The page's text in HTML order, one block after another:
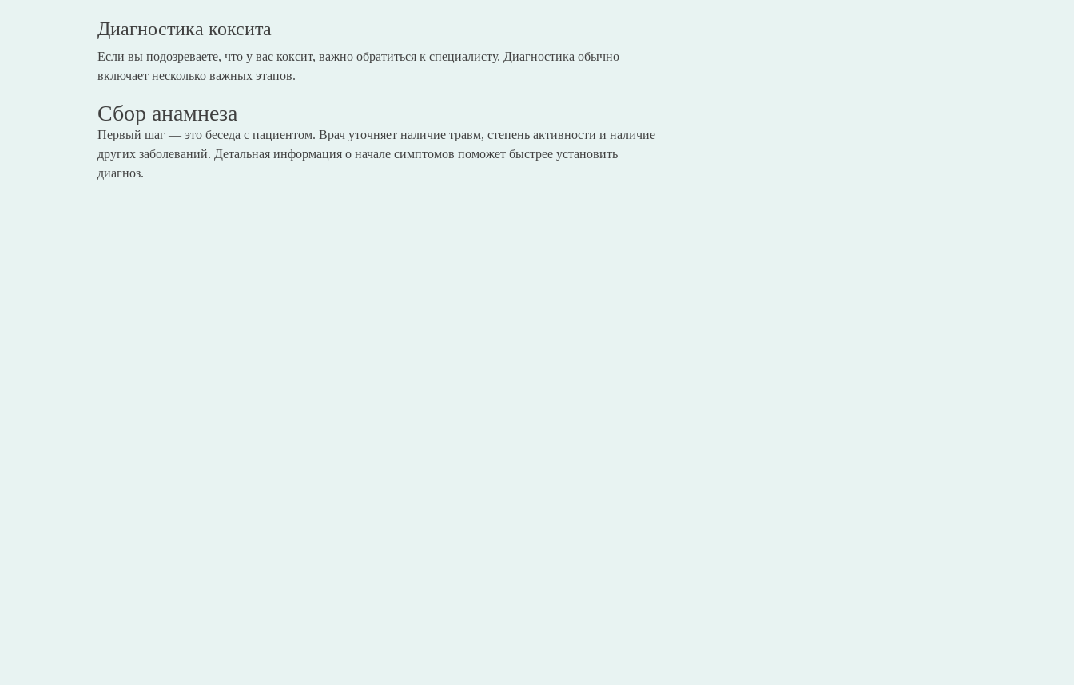
Диагностика коксита
Если вы подозреваете, что у вас коксит, важно обратиться к специалисту. Диагностика обычно
включает несколько важных этапов.
Сбор анамнеза
Первый шаг — это беседа с пациентом. Врач уточняет наличие травм, степень активности и наличие
других заболеваний. Детальная информация о начале симптомов поможет быстрее установить
диагноз.